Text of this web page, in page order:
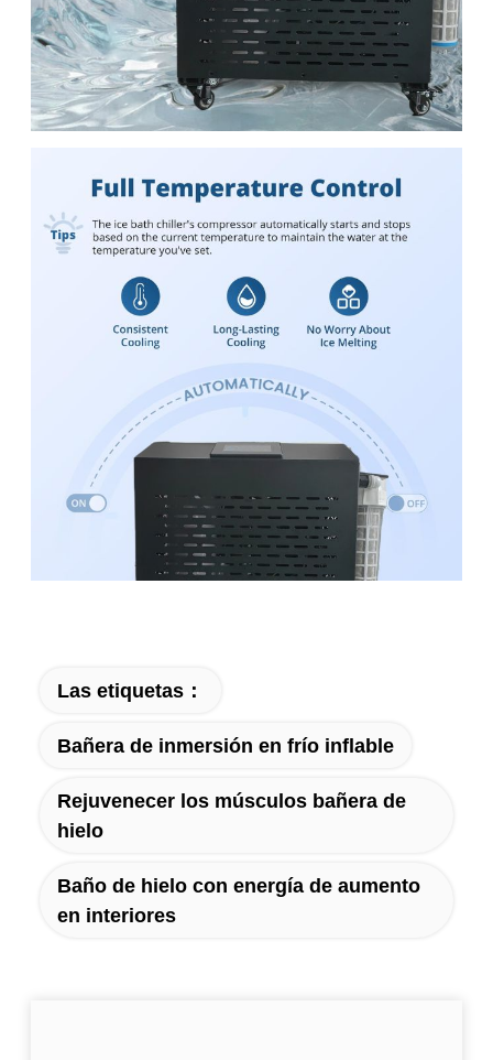
Las etiquetas：
Bañera de inmersión en frío inflable
Rejuvenecer los músculos bañera de
hielo
Baño de hielo con energía de aumento
en interiores